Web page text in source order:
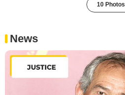
10 Photos
News